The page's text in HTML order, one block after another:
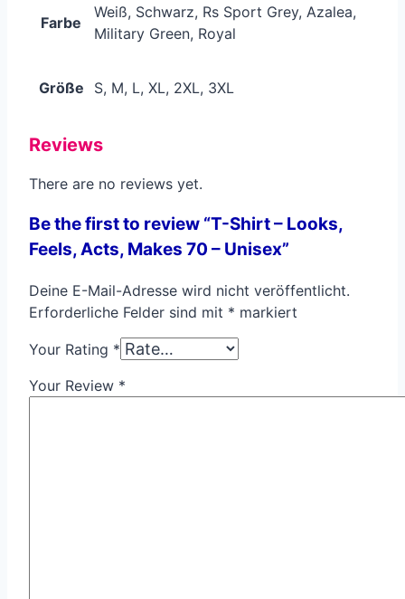
Farbe
Weiß, Schwarz, Rs Sport Grey, Azalea,
Military Green, Royal
Größe S, M, L, XL, 2XL, 3XL
Reviews
There are no reviews yet.
Be the first to review “T-Shirt – Looks,
Feels, Acts, Makes 70 – Unisex”
Deine E-Mail-Adresse wird nicht veröffentlicht.
Erforderliche Felder sind mit * markiert
Your Rating *
Your Review *